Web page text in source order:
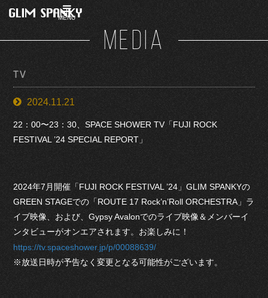
MENU
MEDIA
TV
2024.11.21
22：00〜23：30、SPACE SHOWER TV「FUJI ROCK
FESTIVAL ’24 SPECIAL REPORT」
2024年7月開催「FUJI ROCK FESTIVAL ’24」GLIM SPANKYの
GREEN STAGEでの「ROUTE 17 Rock’n’Roll ORCHESTRA」ラ
イブ映像、および、Gypsy Avalonでのライブ映像＆メンバーイ
ンタビューがオンエアされます。お楽しみに！
https://tv.spaceshower.jp/p/00088639/
※放送日時が予告なく変更となる可能性がございます。